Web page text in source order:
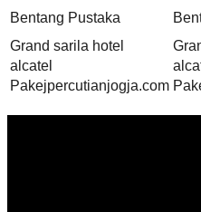
Bentang Pustaka
Grand sarila hotel
alcatel
Pakejpercutianjogja.com